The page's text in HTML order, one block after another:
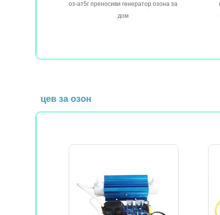
оз-ат5г преносиви генератор озона за
дом
цев за озон